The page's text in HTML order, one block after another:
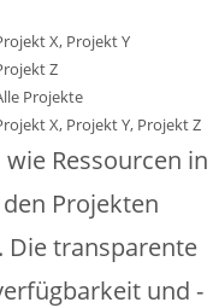
X, Projekt Y
Z
Projekte
X, Projekt Y, Projekt Z
Ressourcen in
Projekten
Die transparente
und -